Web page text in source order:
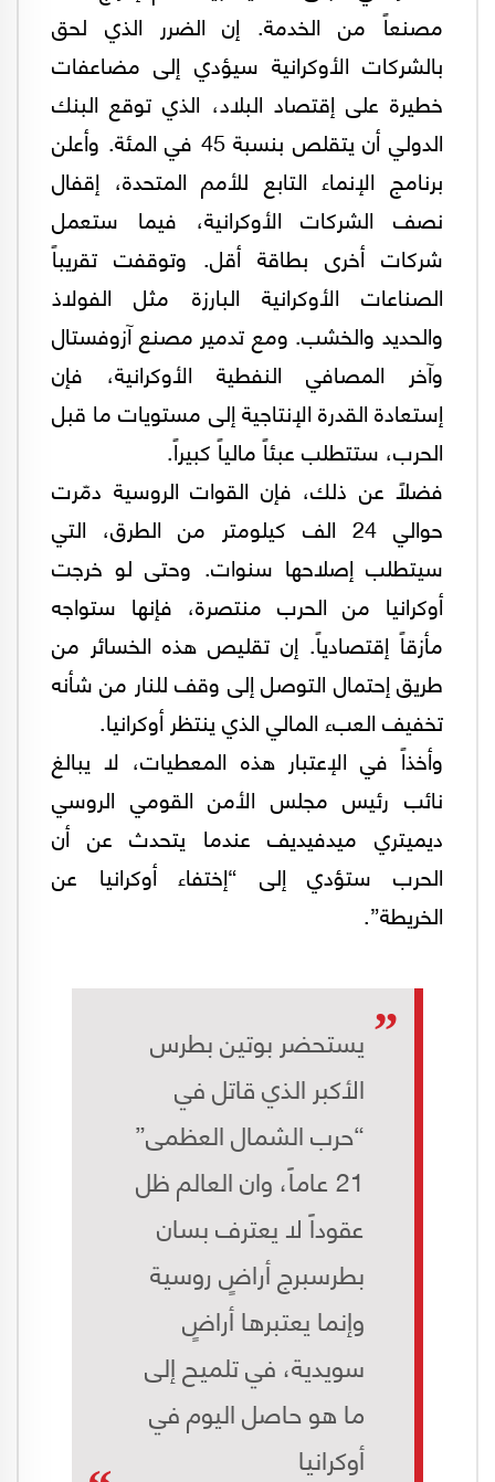
مصنعاً من الخدمة. إن الضرر الذي لحق
بالشركات الأوكرانية سيؤدي إلى مضاعفات
خطيرة على إقتصاد البلاد، الذي توقع البنك
الدولي أن يتقلص بنسبة 45 في المئة. وأعلن
برنامج الإنماء التابع للأمم المتحدة، إقفال
نصف الشركات الأوكرانية، فيما ستعمل
شركات أخرى بطاقة أقل. وتوقفت تقريباً
الصناعات الأوكرانية البارزة مثل الفولاذ
والحديد والخشب. ومع تدمير مصنع آزوفستال
وآخر المصافي النفطية الأوكرانية، فإن
إستعادة القدرة الإنتاجية إلى مستويات ما قبل
الحرب، ستتطلب عبئاً مالياً كبيراً.
فضلاً عن ذلك، فإن القوات الروسية دمّرت
حوالي 24 الف كيلومتر من الطرق، التي
سيتطلب إصلاحها سنوات. وحتى لو خرجت
أوكرانيا من الحرب منتصرة، فإنها ستواجه
مأزقاً إقتصادياً. إن تقليص هذه الخسائر من
طريق إحتمال التوصل إلى وقف للنار من شأنه
تخفيف العبء المالي الذي ينتظر أوكرانيا.
وأخذاً في الإعتبار هذه المعطيات، لا يبالغ
نائب رئيس مجلس الأمن القومي الروسي
ديميتري ميدفيديف عندما يتحدث عن أن
الحرب ستؤدي إلى “إختفاء أوكرانيا عن
الخريطة”.
يستحضر بوتين بطرس
الأكبر الذي قاتل في
“حرب الشمال العظمى”
21 عاماً، وان العالم ظل
عقوداً لا يعترف بسان
بطرسبرج أراضٍ روسية
وإنما يعتبرها أراضٍ
سويدية، في تلميح إلى
ما هو حاصل اليوم في
أوكرانيا